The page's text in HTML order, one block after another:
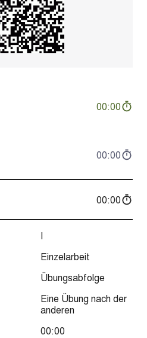
00:00
00:00
00:00
I
Einzelarbeit
Übungsabfolge
Eine Übung nach der
anderen
00:00